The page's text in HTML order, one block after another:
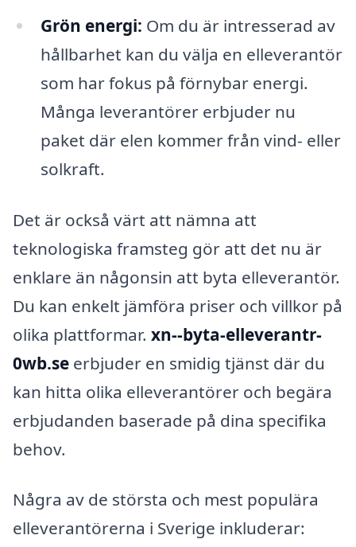
Grön energi: Om du är intresserad av
hållbarhet kan du välja en elleverantör
som har fokus på förnybar energi.
Många leverantörer erbjuder nu
paket där elen kommer från vind- eller
solkraft.
Det är också värt att nämna att
teknologiska framsteg gör att det nu är
enklare än någonsin att byta elleverantör.
Du kan enkelt jämföra priser och villkor på
olika plattformar. xn--byta-elleverantr-
0wb.se erbjuder en smidig tjänst där du
kan hitta olika elleverantörer och begära
erbjudanden baserade på dina specifika
behov.
Några av de största och mest populära
elleverantörerna i Sverige inkluderar: